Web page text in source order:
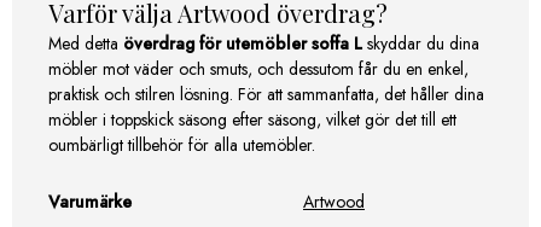
Varför välja Artwood överdrag?
Med detta överdrag för utemöbler soffa L skyddar du dina
möbler mot väder och smuts, och dessutom får du en enkel,
praktisk och stilren lösning. För att sammanfatta, det håller dina
möbler i toppskick säsong efter säsong, vilket gör det till ett
oumbärligt tillbehör för alla utemöbler.
Varumärke Artwood